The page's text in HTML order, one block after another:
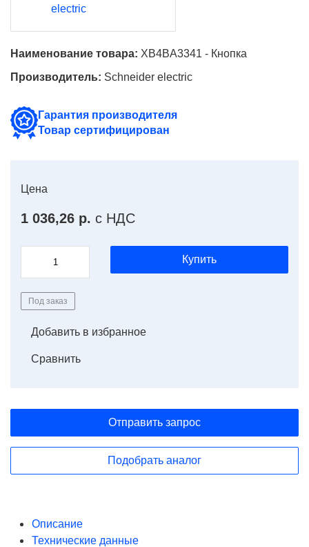
Наименование товара: XB4BA3341 - Кнопка
Производитель: Schneider electric
Гарантия производителя
Товар сертифицирован
Цена
1 036,26 р. с НДС
Купить
Под заказ
Добавить в избранное
Сравнить
Отправить запрос
Подобрать аналог
Описание
Технические данные